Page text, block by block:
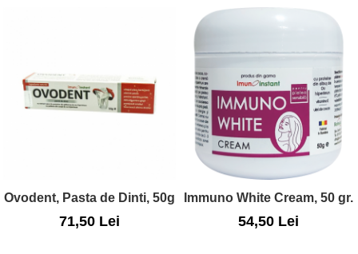
Ovodent, Pasta de Dinti, 50g
71,50 Lei
Immuno White Cream, 50 gr.
54,50 Lei